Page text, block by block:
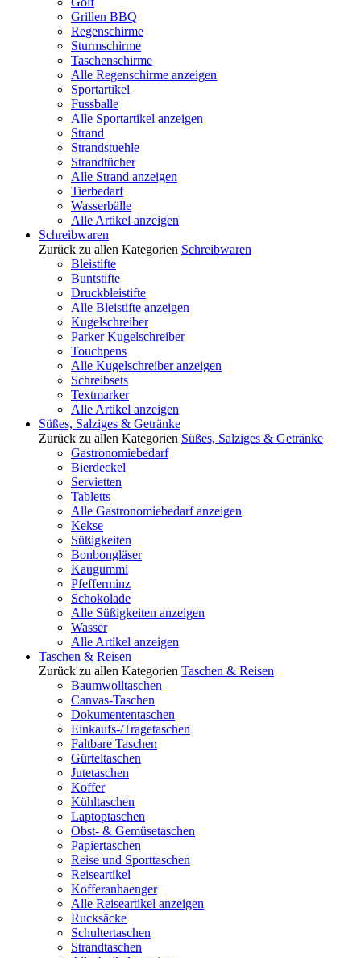
Grillen BBQ
Regenschirme
Sturmschirme
Taschenschirme
Alle Regenschirme anzeigen
Sportartikel
Fussballe
Alle Sportartikel anzeigen
Strand
Strandstuehle
Strandtücher
Alle Strand anzeigen
Tierbedarf
Wasserbälle
Alle Artikel anzeigen
Schreibwaren
Zurück zu allen Kategorien Schreibwaren
Bleistifte
Buntstifte
Druckbleistifte
Alle Bleistifte anzeigen
Kugelschreiber
Parker Kugelschreiber
Touchpens
Alle Kugelschreiber anzeigen
Schreibsets
Textmarker
Alle Artikel anzeigen
Süßes, Salziges & Getränke
Zurück zu allen Kategorien Süßes, Salziges & Getränke
Gastronomiebedarf
Bierdeckel
Servietten
Tabletts
Alle Gastronomiebedarf anzeigen
Kekse
Süßigkeiten
Bonbongläser
Kaugummi
Pfefferminz
Schokolade
Alle Süßigkeiten anzeigen
Wasser
Alle Artikel anzeigen
Taschen & Reisen
Zurück zu allen Kategorien Taschen & Reisen
Baumwolltaschen
Canvas-Taschen
Dokumententaschen
Einkaufs-/Tragetaschen
Faltbare Taschen
Gürteltaschen
Jutetaschen
Koffer
Kühltaschen
Laptoptaschen
Obst- & Gemüsetaschen
Papiertaschen
Reise und Sporttaschen
Reiseartikel
Kofferanhaenger
Alle Reiseartikel anzeigen
Rucksäcke
Schultertaschen
Strandtaschen